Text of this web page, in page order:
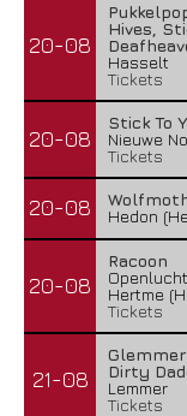
20-08
Hives,
Hasselt
Tickets
20-08
Stick To
Nieuwe
Tickets
20-08
Hedon
20-08
Racoon
Hertme
Tickets
21-08
Dirty
Lemmer
Tickets